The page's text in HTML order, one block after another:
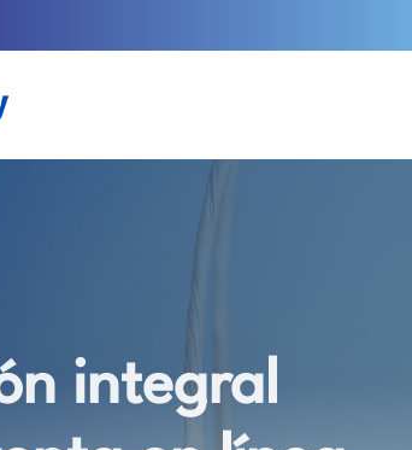
integral